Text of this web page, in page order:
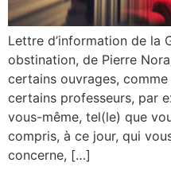
Lettre d’information de la
obstination, de Pierre
certains ouvrages,
certains professeurs, par
vous-même, tel(le) que
compris, à ce jour, qui
concerne, […]